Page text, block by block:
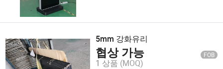
5mm 강화유리
협상 가능 FOB
1 상품 (MOQ)